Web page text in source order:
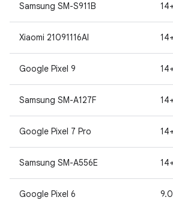
Samsung SM-S911B 14+
Xiaomi 21091116AI 14+
Google Pixel 9 14+
Samsung SM-A127F 14+
Google Pixel 7 Pro 14+
Samsung SM-A556E 14+
Google Pixel 6